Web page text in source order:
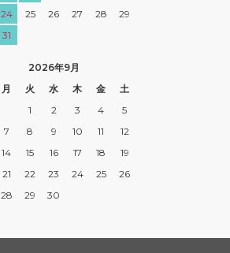
24 25 26 27 28
29
31
2026年9月
月 火 水 木 金
土
1
2 3 4
5
7 8 9 10 11
12
14 15 16 17 18
19
21 22 23 24 25
26
28 29 30